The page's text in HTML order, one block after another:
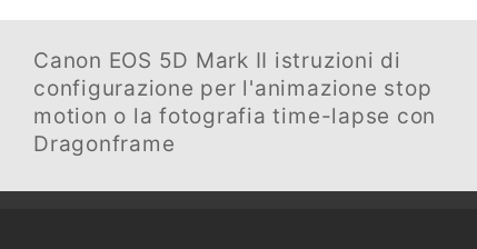
Canon EOS 5D Mark II istruzioni di
configurazione per l'animazione stop
motion o la fotografia time-lapse con
Dragonframe